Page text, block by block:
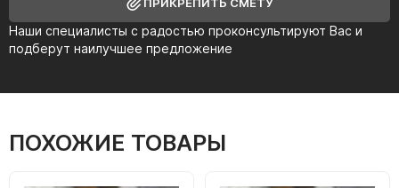
Наши специалисты с радостью проконсультируют Вас и
подберут наилучшее предложение
ПОХОЖИЕ ТОВАРЫ